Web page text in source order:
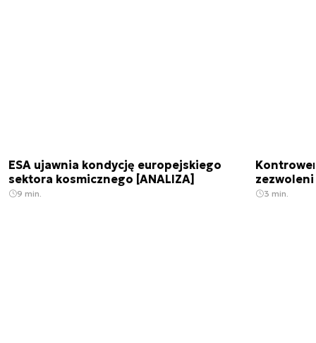
ESA ujawnia kondycję europejskiego
sektora kosmicznego [ANALIZA]
9 min. 3 min.